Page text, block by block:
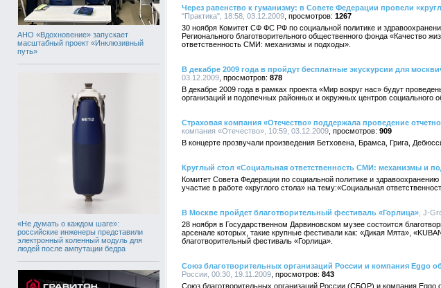
АНО «Вдохновение» запускает
масштабный проект «Инклюзивный
путь»
«Не думать о каждом шаге»:
российские инженеры представили
электронный коленный модуль для
людей после ампутации бедра
Через равенство к гуманизму: в Совете Федерации провели
"Практика", 18:58, 03.12.2009
1267
30 ноября Комитет СФ ФС РФ по социальной политике и
Регионального благотворительного общественного фонда «Качество
ответственность СМИ: механизмы и подходы».
В декабре 2009 года в пройдут бесплатные экускурсии для
03.12.2009
878
В декабре 2009 года в рамках проекта «Мир вокруг нас» будут
организаций и подопечных районных и окружных центров социального
Страховая компания «Отечество» поддержала проведение
компания «Отечество», 10:59, 03.12.2009
909
В концерте прозвучали произведения Бетховена, Брамса, Грига,
Круглый стол «Социальная ответственность СМИ: механизмы и
Комитет Совета Федерации по социальной политике и
участие в работе «круглого стола» на тему:«Социальная
В Москве пройдет благотворительный фестиваль «Горлица» , J-
28 ноября в Государственном Дарвиновском музее состоится
арсенале которых, такие крупные фестивали как: «Дикая Мята»,
благотворительный фестиваль «Горлица».
Союз благотворительных организаций России и компания Eggo
России, 00:30, 19.11.2009
843
Союз благотворительных организаций России (СБОР) и компания Eggo